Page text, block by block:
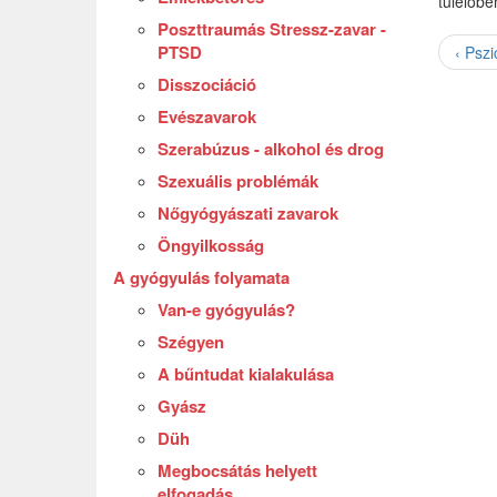
Poszttraumás Stressz-zavar -
PTSD
Disszociáció
Evészavarok
Szerabúzus - alkohol és drog
Szexuális problémák
Nőgyógyászati zavarok
Öngyilkosság
A gyógyulás folyamata
Van-e gyógyulás?
Szégyen
A bűntudat kialakulása
Gyász
Düh
Megbocsátás helyett
‹